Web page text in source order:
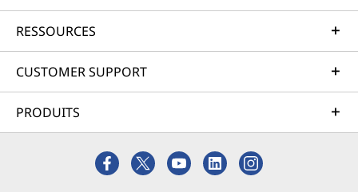
RESSOURCES
CUSTOMER SUPPORT
PRODUITS